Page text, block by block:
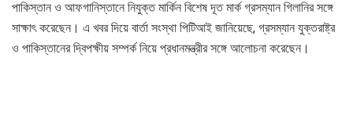
পাকিস্তান ও আফগানিস্তানে নিযুক্ত মার্কিন বিশেষ দূত মার্ক গ্রসম্যান গিলানির সঙ্গে
সাক্ষাৎ করেছেন। এ খবর দিয়ে বার্তা সংস্থা পিটিআই জানিয়েছে, গ্রসম্যান যুক্তরাষ্ট্র
ও পাকিস্তানের দ্বিপক্ষীয় সম্পর্ক নিয়ে প্রধানমন্ত্রীর সঙ্গে আলোচনা করেছেন।